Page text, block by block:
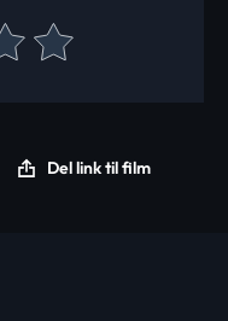
Del link til film